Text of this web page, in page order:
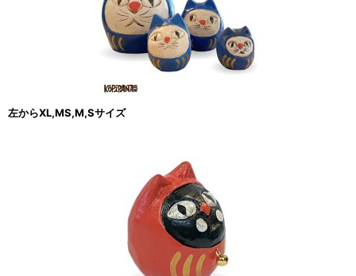
左からXL,MS,M,Sサイズ